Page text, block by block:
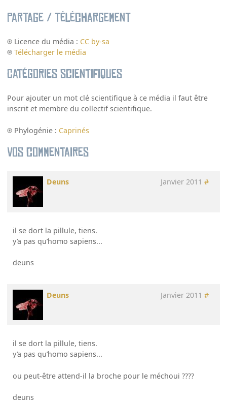
Partage / Téléchargement
Licence du média : CC by-sa
Télécharger le média
Catégories scientifiques
Pour ajouter un mot clé scientifique à ce média il faut être
inscrit et membre du collectif scientifique.
Phylogénie : Caprinés
Vos commentaires
Deuns Janvier 2011 #
il se dort la pillule, tiens.
y’a pas qu’homo sapiens...
deuns
Deuns Janvier 2011 #
il se dort la pillule, tiens.
y’a pas qu’homo sapiens...
ou peut-être attend-il la broche pour le méchoui ????
deuns